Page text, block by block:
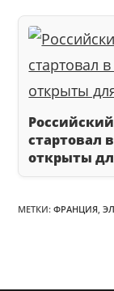
стартовал
открыты
МЕТКИ:ФРАНЦИЯ,